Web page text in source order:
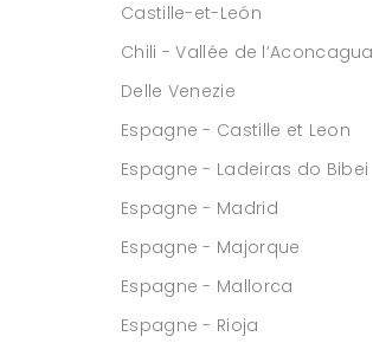
Castille-et-León
Chili - Vallée de l’Aconcagua
Delle Venezie
Espagne - Castille et Leon
Espagne - Ladeiras do Bibei
Espagne - Madrid
Espagne - Majorque
Espagne - Mallorca
Espagne - Rioja